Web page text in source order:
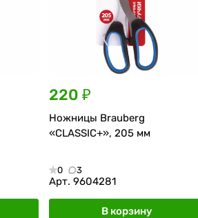
220 ₽
Ножницы Brauberg
«CLASSIC+», 205 мм
0 3
Арт. 9604281
В корзину